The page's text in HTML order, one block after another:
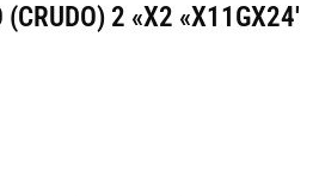
2 «X2 «X11GX24′